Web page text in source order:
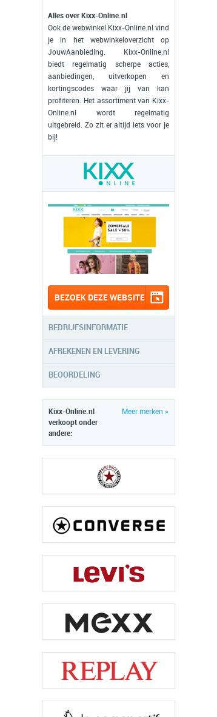
Alles over Kixx-Online.nl
Ook de webwinkel Kixx-Online.nl vind
je in het webwinkeloverzicht op
JouwAanbieding. Kixx-Online.nl
biedt regelmatig scherpe acties,
aanbiedingen, uitverkopen en
kortingscodes waar jij van kan
profiteren. Het assortiment van Kixx-
Online.nl wordt regelmatig
uitgebreid. Zo zit er altijd iets voor je
bij!
BEZOEK DEZE WEBSITE
BEDRIJFSINFORMATIE
AFREKENEN EN LEVERING
BEOORDELING
Meer merken »
Kixx-Online.nl
verkoopt onder
andere: